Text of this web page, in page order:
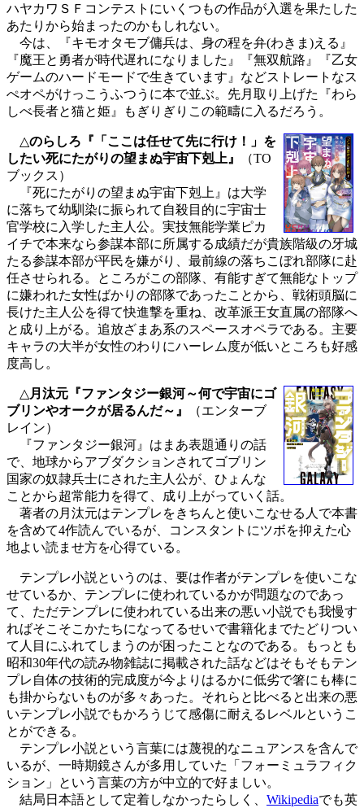
ハヤカワＳＦコンテストにいくつもの作品が入選を果たした
あたりから始まったのかもしれない。
今は、『キモオタモブ傭兵は、身の程を弁(わきま)える』
『魔王と勇者が時代遅れになりました』『無双航路』『乙女
ゲームのハードモードで生きています』などストレートなス
ぺオペがけっこうふつうに本で並ぶ。先月取り上げた『わら
しべ長者と猫と姫』もぎりぎりこの範疇に入るだろう。
△のらしろ『「ここは任せて先に行け！」を
したい死にたがりの望まぬ宇宙下剋上』
（TO
ブックス）
『死にたがりの望まぬ宇宙下剋上』は大学
に落ちて幼馴染に振られて自殺目的に宇宙士
官学校に入学した主人公。実技無能学業ピカ
イチで本来なら参謀本部に所属する成績だが貴族階級の牙城
たる参謀本部が平民を嫌がり、最前線の落ちこぼれ部隊に赴
任させられる。ところがこの部隊、有能すぎて無能なトップ
に嫌われた女性ばかりの部隊であったことから、戦術頭脳に
長けた主人公を得て快進撃を重ね、改革派王女直属の部隊へ
と成り上がる。追放ざまあ系のスペースオペラである。主要
キャラの大半が女性のわりにハーレム度が低いところも好感
度高し。
△月汰元『ファンタジー銀河～何で宇宙にゴ
ブリンやオークが居るんだ～』
（エンターブ
レイン）
『ファンタジー銀河』はまあ表題通りの話
で、地球からアブダクションされてゴブリン
国家の奴隷兵士にされた主人公が、ひょんな
ことから超常能力を得て、成り上がっていく話。
著者の月汰元はテンプレをきちんと使いこなせる人で本書
を含めて4作読んでいるが、コンスタントにツボを抑えた心
地よい読ませ方を心得ている。
テンプレ小説というのは、要は作者がテンプレを使いこな
せているか、テンプレに使われているかが問題なのであっ
て、ただテンプレに使われている出来の悪い小説でも我慢す
ればそこそこかたちになってるせいで書籍化までたどりつい
て人目にふれてしまうのが困ったことなのである。もっとも
昭和30年代の読み物雑誌に掲載された話などはそもそもテン
プレ自体の技術的完成度が今よりはるかに低劣で箸にも棒に
も掛からないものが多々あった。それらと比べると出来の悪
いテンプレ小説でもかろうじて感傷に耐えるレベルというこ
とができる。
テンプレ小説という言葉には蔑視的なニュアンスを含んで
いるが、一時期鏡さんが多用していた「フォーミュラフィク
ション」という言葉の方が中立的で好ましい。
結局日本語として定着しなかったらしく、 Wikipediaでも英